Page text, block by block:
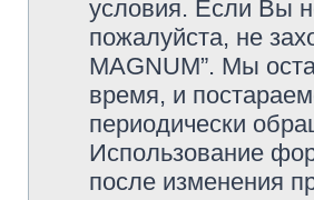
условия. Если Вы
пожалуйста, не
MAGNUM”. Мы
время, и
периодически
Использование
после изменения